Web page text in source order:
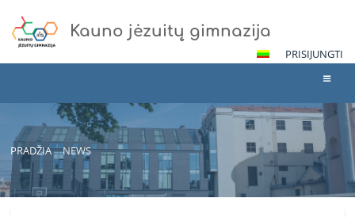
Kauno jėzuitų gimnazija
PRISIJUNGTI
PRADŽIA NEWS